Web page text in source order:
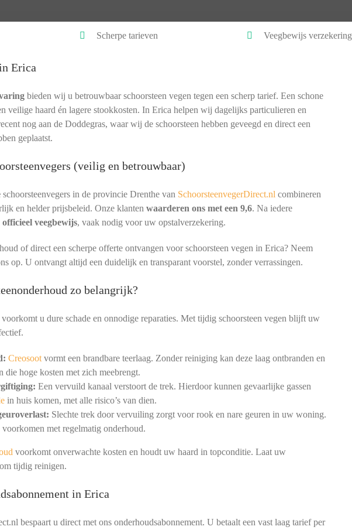
Scherpe tarieven Veegbewijs verzekering
Erica
bieden wij u betrouwbaar schoorsteen vegen tegen een scherp tarief. Een schone
veilige haard én lagere stookkosten. In Erica helpen wij dagelijks particulieren en
nog aan de Doddegras, waar wij de schoorsteen hebben geveegd en direct een
geplaatst.
(veilig en betrouwbaar)
schoorsteenvegers in de provincie Drenthe van SchoorsteenvegerDirect.nl combineren
en helder prijsbeleid. Onze klanten waarderen ons met een 9,6. Na iedere
officieel veegbewijs, vaak nodig voor uw opstalverzekering.
of direct een scherpe offerte ontvangen voor schoorsteen vegen in Erica? Neem
op. U ontvangt altijd een duidelijk en transparant voorstel, zonder verrassingen.
zo belangrijk?
u dure schade en onnodige reparaties. Met tijdig schoorsteen vegen blijft uw
Creosootvormt een brandbare teerlaag. Zonder reiniging kan deze laag ontbranden en
die hoge kosten met zich meebrengt.
Een vervuild kanaal verstoort de trek. Hierdoor kunnen gevaarlijke gassen
in huis komen, met alle risico’s van dien.
Slechte trek door vervuiling zorgt voor rook en nare geuren in uw woning.
met regelmatig onderhoud.
voorkomt onverwachte kosten en houdt uw haard in topconditie. Laat uw
tijdig reinigen.
in Erica
bespaart u direct met ons onderhoudsabonnement. U betaalt een vast laag tarief per